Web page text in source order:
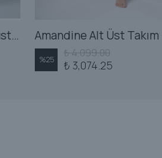
Amandine Alt Üst Takım - Mustard
%25
₺ 4,099.00
₺ 3,074.25